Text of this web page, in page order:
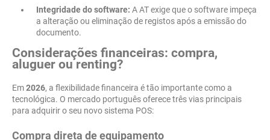
Integridade do software: A AT exige que o software impeça
a alteração ou eliminação de registos após a emissão do
documento.
Considerações financeiras: compra,
aluguer ou renting?
Em2026, a flexibilidade financeira é tão importante como a
tecnológica. O mercado português oferece três vias principais
para adquirir o seu novo sistema POS:
Compra direta de equipamento